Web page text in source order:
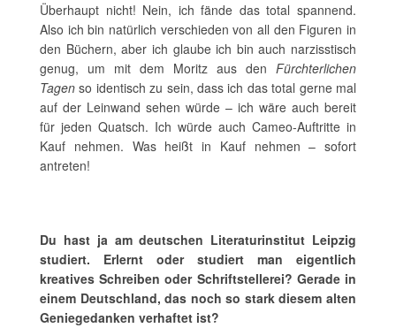
Überhaupt nicht! Nein, ich fände das total spannend.
Also ich bin natürlich verschieden von all den Figuren in
den Büchern, aber ich glaube ich bin auch narzisstisch
genug, um mit dem Moritz aus den Fürchterlichen
Tagen so identisch zu sein, dass ich das total gerne mal
auf der Leinwand sehen würde – ich wäre auch bereit
für jeden Quatsch. Ich würde auch Cameo-Auftritte in
Kauf nehmen. Was heißt in Kauf nehmen – sofort
antreten!
Du hast ja am deutschen Literaturinstitut Leipzig
studiert. Erlernt oder studiert man eigentlich
kreatives Schreiben oder Schriftstellerei? Gerade in
einem Deutschland, das noch so stark diesem alten
Geniegedanken verhaftet ist?